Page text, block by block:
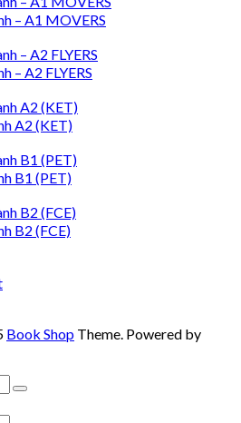
– A1 MOVERS
– A2 FLYERS
– A2 FLYERS
A2 (KET)
A2 (KET)
B1 (PET)
B1 (PET)
B2 (FCE)
B2 (FCE)
Book Shop Theme. Powered by